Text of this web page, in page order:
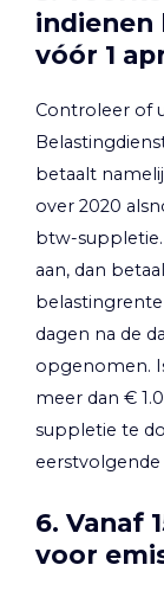
indienen
vóór 1
Controleer of
betaalt
over 2020
btw-suppletie.
aan, dan
dagen na de
opgenomen.
meer dan €
suppletie te
6. Vanaf
voor